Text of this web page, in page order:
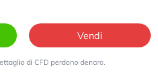
Vendi
di CFD perdono denaro.